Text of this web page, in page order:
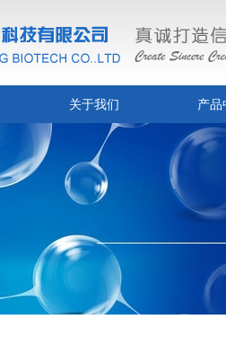
关于我们 产品